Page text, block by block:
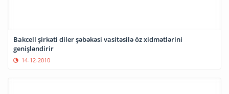
Bakcell şirkəti diler şəbəkəsi vasitəsilə öz xidmətlərini
genişləndirir
14-12-2010